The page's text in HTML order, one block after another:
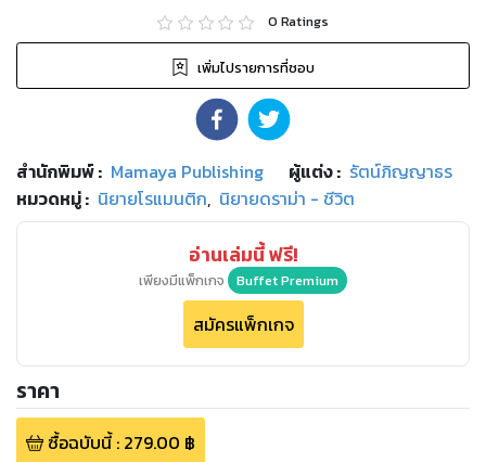
0 Ratings
เพิ่มไปรายการที่ชอบ
สำนักพิมพ์: Mamaya Publishing ผู้แต่ง : รัตน์ภิญญาธร
หมวดหมู่: นิยายโรแมนติก, นิยายดราม่า - ชีวิต
อ่านเล่มนี้ ฟรี!
เพียงมีแพ็กเกจ Buffet Premium
สมัครแพ็กเกจ
ราคา
ซื้อฉบับนี้: 279.00 ฿